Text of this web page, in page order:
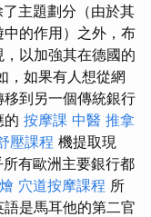
主題劃分（由於其
的作用）之外，布
以加強其在德國的
，如果有人想從網
移到另一個傳統銀行
的 按摩課 中醫 推拿
壓課程 機提取現
所有歐洲主要銀行都
穴道按摩課程 所
是馬耳他的第二官